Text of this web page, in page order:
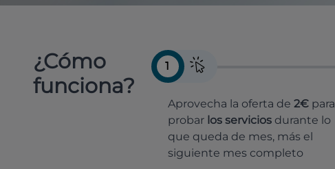
¿Cómo
funciona?
1
Aprovecha la oferta de 2€ para
probar los servicios durante lo
que queda de mes, más el
siguiente mes completo